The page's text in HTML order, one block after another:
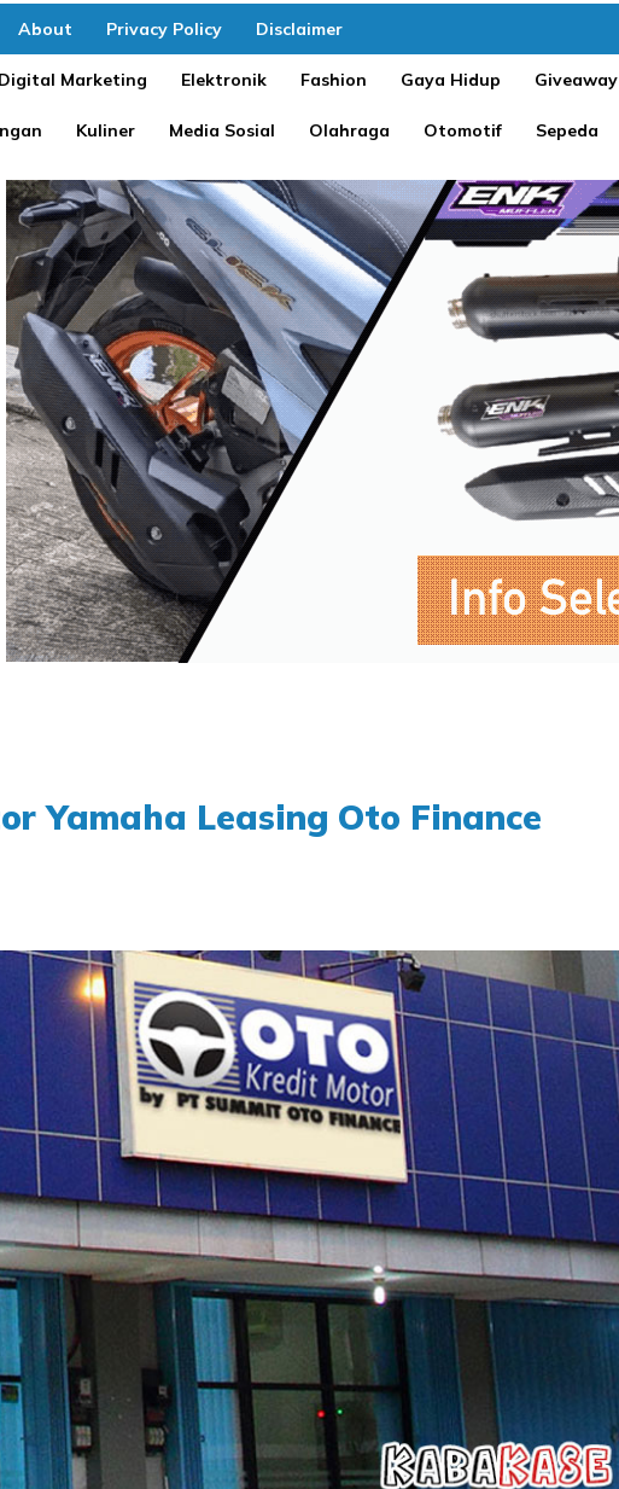
About Privacy Policy Disclaimer
Digital Marketing Elektronik Fashion Gaya Hidup Giveaway
Kuliner Media Sosial Olahraga Otomotif Sepeda
Yamaha Leasing Oto Finance